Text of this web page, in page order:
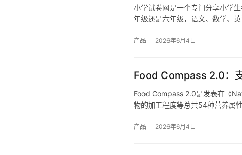
小学试卷网是一个专门分享小学
年级还是六年级，语文、数学、
产品 2026年6月4日
Food Compass 2.0：
Food Compass 2.0是发表在《
物的加工程度等总共54种营养属
产品 2026年6月4日